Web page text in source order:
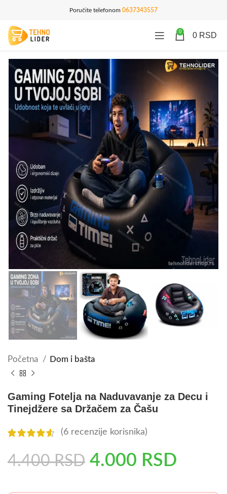
Poručite telefonom 0637343557
0 0 RSD
Početna Dom i bašta
Gaming Fotelja na Naduvavanje za Decu i
Tinejdžere sa Držačem za Čašu
(6 recenzije korisnika)
4.400RSD 4.000 RSD